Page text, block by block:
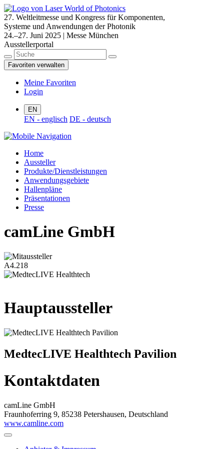
27. Weltleitmesse und Kongress für Komponenten,
Systeme und Anwendungen der Photonik
24.–27. Juni 2025 | Messe München
Ausstellerportal
Favoriten verwalten
Meine Favoriten
Login
EN
EN - englisch DE - deutsch
Home
Aussteller
Produkte/Dienstleistungen
Anwendungsgebiete
Hallenpläne
Präsentationen
Presse
camLine GmbH
A4.218
Hauptaussteller
MedtecLIVE Healthtech Pavilion
Kontaktdaten
camLine GmbH
Fraunhoferring 9, 85238 Petershausen, Deutschland
www.camline.com